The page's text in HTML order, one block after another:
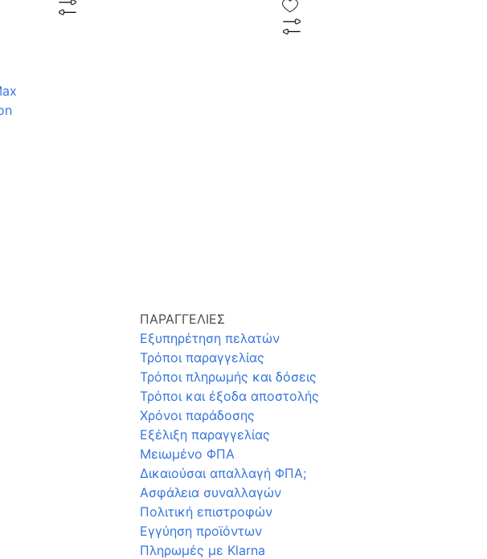
ΠΑΡΑΓΓΕΛΙΕΣ
Εξυπηρέτηση πελατών
Τρόποι παραγγελίας
Τρόποι πληρωμής και δόσεις
Τρόποι και έξοδα αποστολής
Χρόνοι παράδοσης
Εξέλιξη παραγγελίας
Μειωμένο ΦΠΑ
Δικαιούσαι απαλλαγή ΦΠΑ;
Ασφάλεια συναλλαγών
Πολιτική επιστροφών
Εγγύηση προϊόντων
Πληρωμές με Klarna